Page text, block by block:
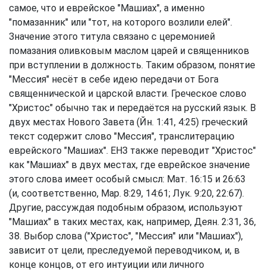
самое, что и еврейское "Машиах", а именно
"помазанник" или "тот, на которого возлили елей".
Значение этого титула связано с церемонией
помазания оливковым маслом царей и священников
при вступлении в должность. Таким образом, понятие
"Мессия" несёт в себе идею передачи от Бога
священнической и царской власти. Греческое слово
"Христос" обычно так и передаётся на русский язык. В
двух местах Нового Завета (Йн. 1:41, 4:25) греческий
текст содержит слово "Мессия", транслитерацию
еврейского "Машиах". ЕНЗ также переводит "Христос"
как "Машиах" в двух местах, где еврейское значение
этого слова имеет особый смысл: Мат. 16:15 и 26:63
(и, соответственно, Мар. 8:29, 14:61; Лук. 9:20, 22:67).
Другие, рассуждая подобным образом, используют
"Машиах" в таких местах, как, например, Деян. 2:31, 36,
38. Выбор слова ("Христос", "Мессия" или "Машиах"),
зависит от цели, преследуемой переводчиком, и, в
конце концов, от его интуиции или личного